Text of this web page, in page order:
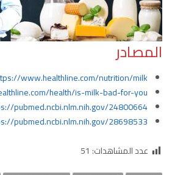
المصادر
www.healthline.com/nutrition/milk
health/is-milk-bad-for-you
pubmed.ncbi.nlm.nih.gov/24800664/
pubmed.ncbi.nlm.nih.gov/28698533/
عدد المشاهدات: 51